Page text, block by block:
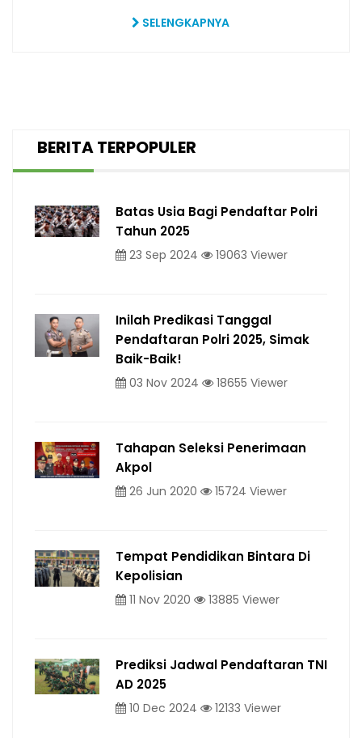
SELENGKAPNYA
BERITA TERPOPULER
Batas Usia Bagi Pendaftar Polri
Tahun 2025
23 Sep 2024 19063 Viewer
Inilah Predikasi Tanggal
Pendaftaran Polri 2025, Simak
Baik-Baik!
03 Nov 2024 18655 Viewer
Tahapan Seleksi Penerimaan
Akpol
26 Jun 2020 15724 Viewer
Tempat Pendidikan Bintara Di
Kepolisian
11 Nov 2020 13885 Viewer
Prediksi Jadwal Pendaftaran TNI
AD 2025
10 Dec 2024 12133 Viewer